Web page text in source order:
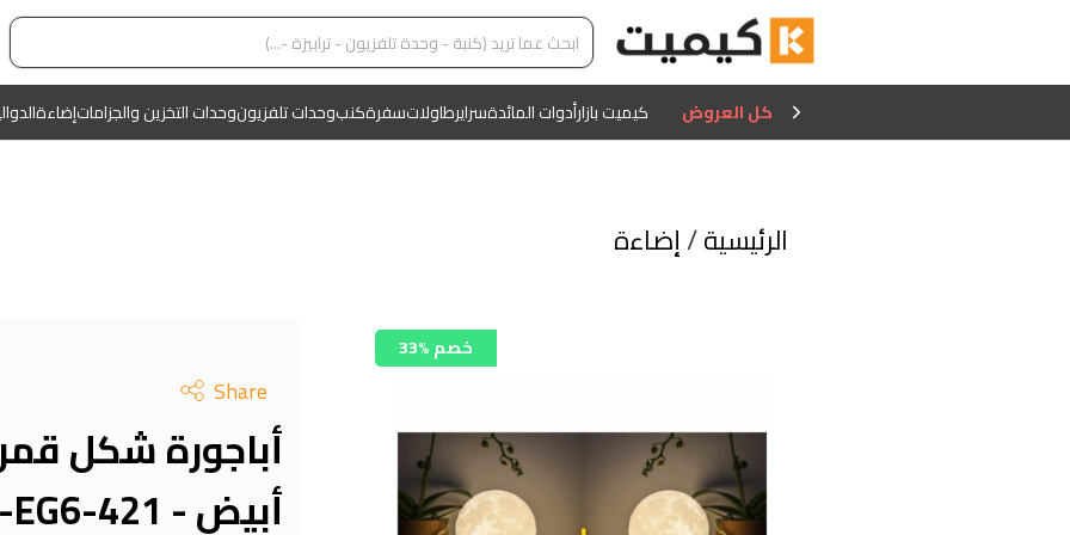
كل العروض كيميت بازارأدوات المائدةسرايرطاولاتسفرةكنبوحدات تلفزيونوحدات التخزين والجزاماتإضاءة
الرئيسية/إضاءة
33% خصم
Share
أبيض - KM-EG6-421